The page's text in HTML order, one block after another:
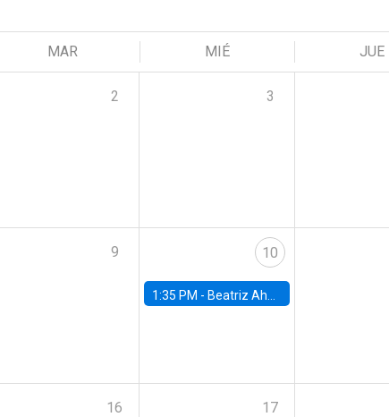
MAR MIÉ JUE
2 3
9 10
1:35 PM - Beatriz Ahumada, PhD candidate, Universidad de Pittsburgh
16 17